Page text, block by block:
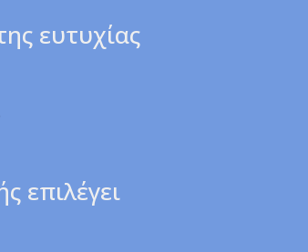
ευτυχίας
επιλέγει